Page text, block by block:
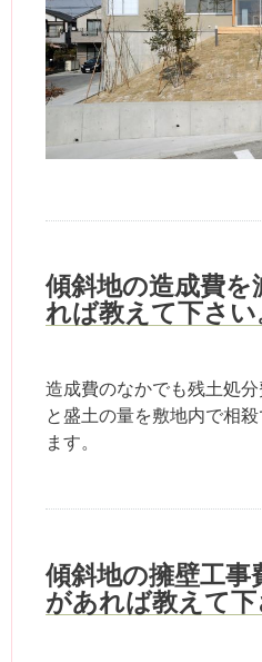
傾斜地の造成費
れば教えて下さい
造成費のなかでも残土処
と盛土の量を敷地内で相
ます。
傾斜地の擁壁工
があれば教えて下